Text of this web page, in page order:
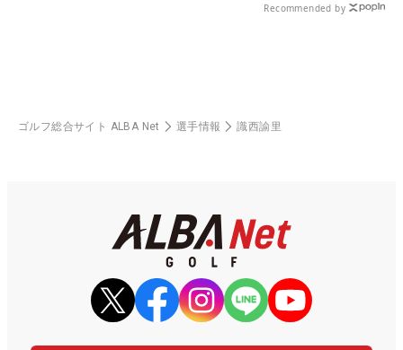
Recommended by
ゴルフ総合サイト ALBA Net 選手情報 識西諭里